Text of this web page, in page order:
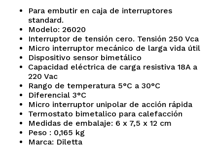
No hay productos en el
carrito.
Go To Shop
Para embutir en caja de interruptores
standard.
Modelo: 26020
Interruptor de tensión cero. Tensión 250 Vca
Micro interruptor mecánico de larga vida útil
Dispositivo sensor bimetálico
Capacidad eléctrica de carga resistiva 18A a
220 Vac
Rango de temperatura 5°C a 30°C
Diferencial 3°C
Micro interruptor unipolar de acción rápida
Termostato bimetalico para calefacción
Medidas de embalaje: 6 x 7,5 x 12 cm
Peso : 0,165 kg
Marca: Diletta